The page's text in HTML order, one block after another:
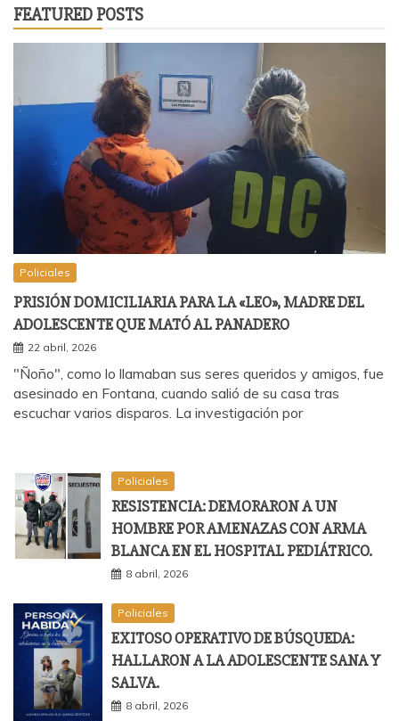
FEATURED POSTS
Policiales
PRISIÓN DOMICILIARIA PARA LA «LEO», MADRE DEL
ADOLESCENTE QUE MATÓ AL PANADERO
22 abril, 2026
"Ñoño", como lo llamaban sus seres queridos y amigos, fue
asesinado en Fontana, cuando salió de su casa tras
escuchar varios disparos. La investigación por
Policiales
RESISTENCIA: DEMORARON A UN
HOMBRE POR AMENAZAS CON ARMA
BLANCA EN EL HOSPITAL PEDIÁTRICO.
8 abril, 2026
Policiales
EXITOSO OPERATIVO DE BÚSQUEDA:
HALLARON A LA ADOLESCENTE SANA Y
SALVA.
8 abril, 2026